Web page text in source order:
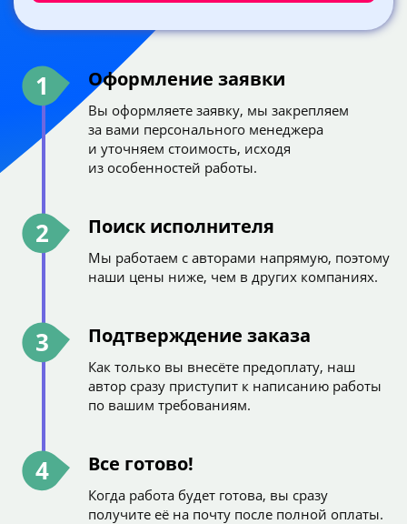
1 Оформление заявки
Вы оформляете заявку, мы закрепляем
за вами персонального менеджера
и уточняем стоимость, исходя
из особенностей работы.
2 Поиск исполнителя
Мы работаем с авторами напрямую, поэтому
наши цены ниже, чем в других компаниях.
3 Подтверждение заказа
Как только вы внесёте предоплату, наш
автор сразу приступит к написанию работы
по вашим требованиям.
4 Все готово!
Когда работа будет готова, вы сразу
получите её на почту после полной оплаты.